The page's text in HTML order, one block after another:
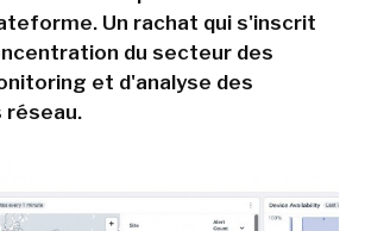
Un rachat qui s'inscrit
du secteur des
et d'analyse des
réseau.